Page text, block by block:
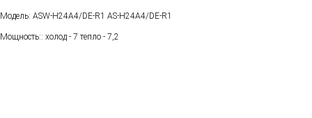
Модель: ASW-H24A4/DE-R1 AS-H24A4/DE-R1
Мощность:: холод - 7​ тепло - 7,2